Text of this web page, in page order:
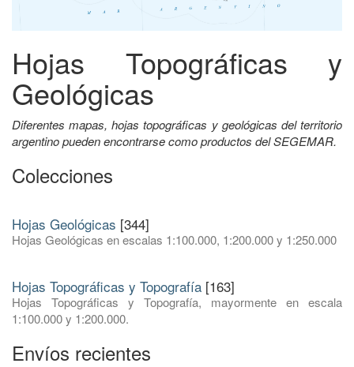
Hojas Topográficas y
Geológicas
Diferentes mapas, hojas topográficas y geológicas del territorio
argentino pueden encontrarse como productos del SEGEMAR.
Colecciones
Hojas Geológicas [344]
Hojas Geológicas en escalas 1:100.000, 1:200.000 y 1:250.000
Hojas Topográficas y Topografía [163]
Hojas Topográficas y Topografía, mayormente en escala
1:100.000 y 1:200.000.
Envíos recientes